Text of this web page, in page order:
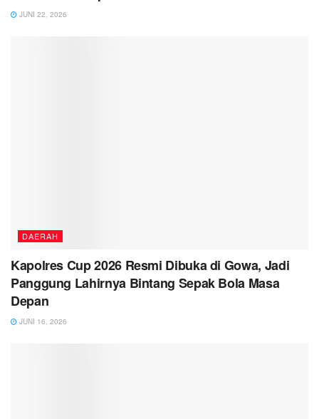
JUNI 22, 2026
DAERAH
Kapolres Cup 2026 Resmi Dibuka di Gowa, Jadi
Panggung Lahirnya Bintang Sepak Bola Masa
Depan
JUNI 16, 2026